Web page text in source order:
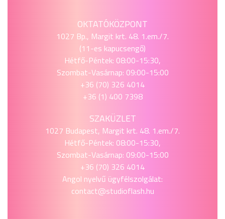
OKTATÓKÖZPONT
1027 Bp., Margit krt. 48. 1.em./7.
(11-es kapucsengő)
Hétfő-Péntek: 08:00-15:30,
Szombat-Vasárnap: 09:00-15:00
+36 (70) 326 4014
+36 (1) 400 7398
SZAKÜZLET
1027 Budapest, Margit krt. 48. 1.em./7.
Hétfő-Péntek: 08:00-15:30,
Szombat-Vasárnap: 09:00-15:00
+36 (70) 326 4014
Angol nyelvű ügyfélszolgálat:
contact@studioflash.hu